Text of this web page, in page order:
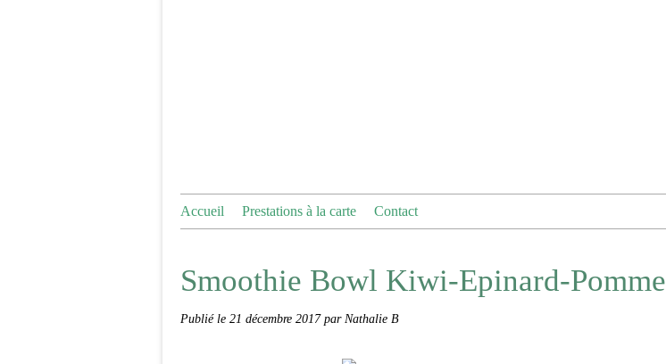
Accueil Prestations à la carte Contact
Smoothie Bowl Kiwi-Epinard-Pomme
Publié le 21 décembre 2017par Nathalie B